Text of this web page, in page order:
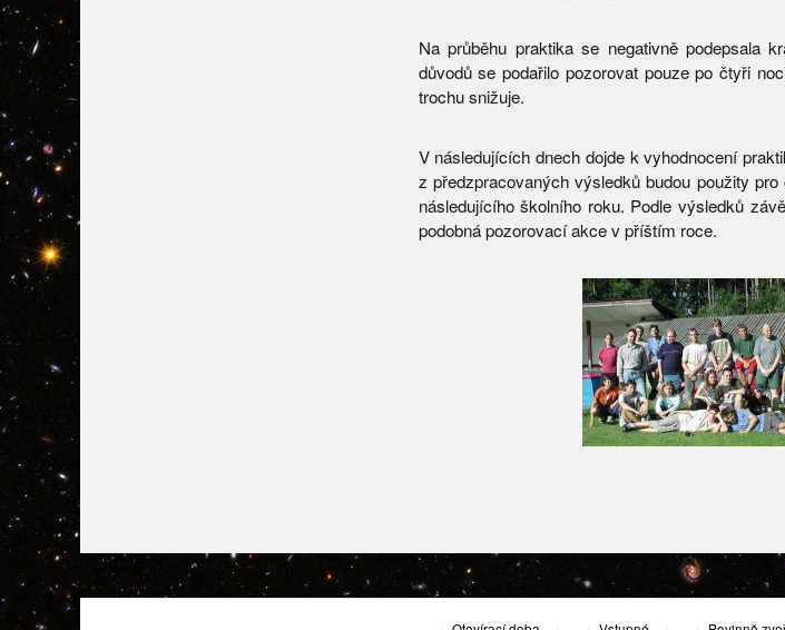
Na průběhu praktika se negativně podepsala
důvodů se podařilo pozorovat pouze po čtyři
trochu snižuje.
V následujících dnech dojde k vyhodnocení
z předzpracovaných výsledků budou použity
následujícího školního roku. Podle výsledků
podobná pozorovací akce v příštím roce.